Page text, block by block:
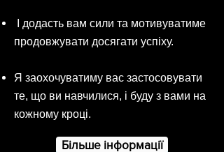
I додасть вам сили та мотивуватиме
продовжувати досягати успіху.
Я заохочуватиму вас застосовувати
те, що ви навчилися, і буду з вами на
кожному кроці.
Більше інформації